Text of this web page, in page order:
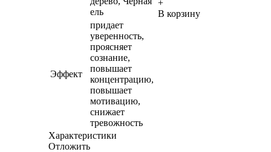
ель
Эффект
придает
уверенность,
проясняет
сознание,
повышает
концентрацию,
повышает
мотивацию,
снижает
тревожность
Характеристики
Отложить
+
В корзину